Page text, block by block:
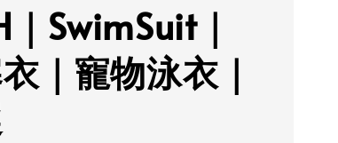
｜SwimSuit｜
｜寵物泳衣｜